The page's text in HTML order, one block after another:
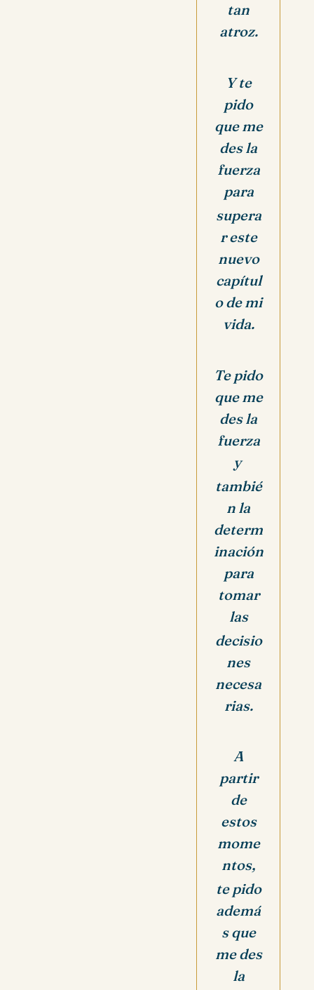
tan
atroz.
Y te
pido
que me
des la
fuerza
para
supera
r este
nuevo
capítul
o de mi
vida.
Te pido
que me
des la
fuerza
y
tambié
n la
determ
inación
para
tomar
las
decisio
nes
necesa
rias.
A
partir
de
estos
mome
ntos,
te pido
ademá
s que
me des
la